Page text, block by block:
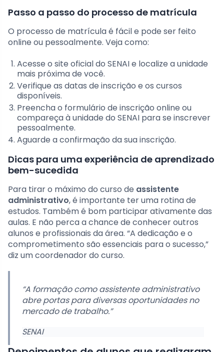
Passo a passo do processo de matrícula
O processo de matrícula é fácil e pode ser feito
online ou pessoalmente. Veja como:
Acesse o site oficial do SENAI e localize a unidade
mais próxima de você.
Verifique as datas de inscrição e os cursos
disponíveis.
Preencha o formulário de inscrição online ou
compareça à unidade do SENAI para se inscrever
pessoalmente.
Aguarde a confirmação da sua inscrição.
Dicas para uma experiência de aprendizado
bem-sucedida
Para tirar o máximo do curso de assistente
administrativo, é importante ter uma rotina de
estudos. Também é bom participar ativamente das
aulas. E não perca a chance de conhecer outros
alunos e profissionais da área. “A dedicação e o
comprometimento são essenciais para o sucesso,”
diz um coordenador do curso.
“A formação como assistente administrativo
abre portas para diversas oportunidades no
mercado de trabalho.”
SENAI